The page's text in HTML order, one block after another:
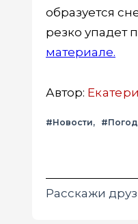
образуется
резко упадет
материале.
Автор:
#Новости
Расскажи